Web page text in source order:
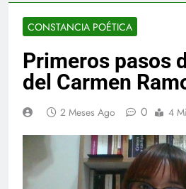
CONSTANCIA POÉTICA
Primeros pasos
del Carmen
2 Meses Ago 0 4